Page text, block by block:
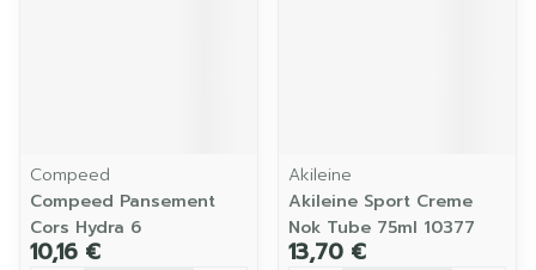
Compeed
Compeed Pansement
Cors Hydra 6
10,16 €
Akileine
Akileine Sport Creme
Nok Tube 75ml 10377
13,70 €